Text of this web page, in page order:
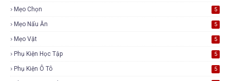
Mẹo Chọn 5
Mẹo Nấu Ăn 5
Mẹo Vặt 5
Phụ Kiện Học Tập 5
Phụ Kiện Ô Tô 5